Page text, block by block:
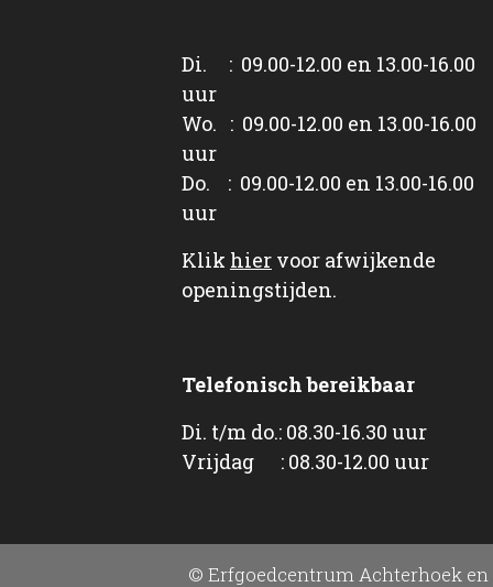
Di. : 09.00-12.00 en 13.00-16.00
uur
Wo. : 09.00-12.00 en 13.00-16.00
uur
Do. : 09.00-12.00 en 13.00-16.00
uur
Klik hier voor afwijkende
openingstijden.
Telefonisch bereikbaar
Di. t/m do.: 08.30-16.30 uur
Vrijdag : 08.30-12.00 uur
© Erfgoedcentrum Achterhoek en